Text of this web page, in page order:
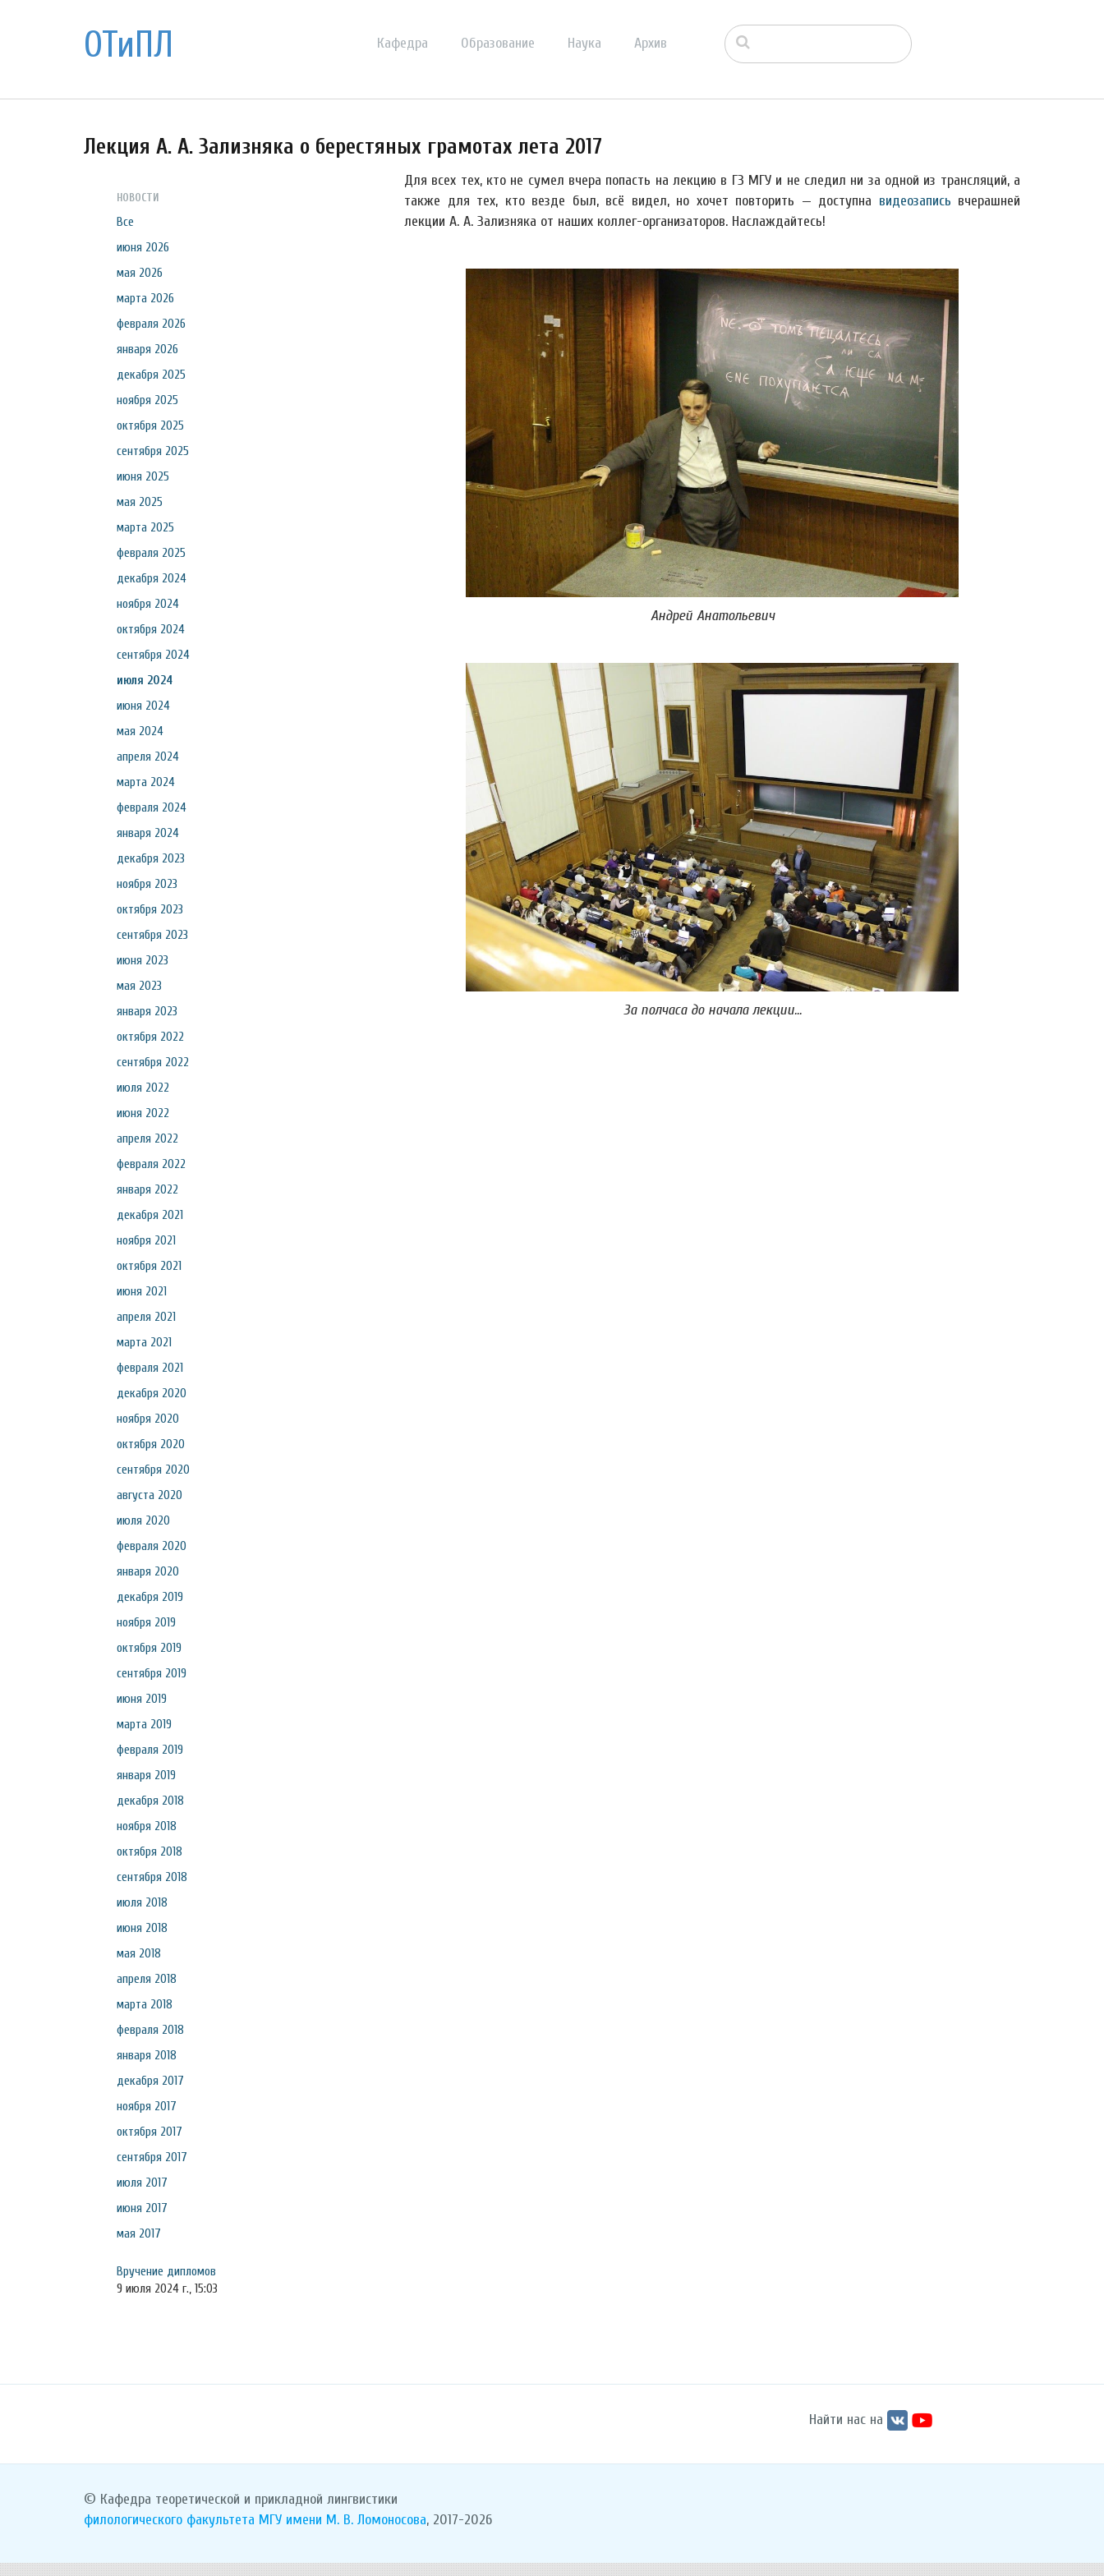
ОТиПЛ Кафедра Образование Наука Архив
Лекция А. А. Зализняка о берестяных грамотах лета 2017
НОВОСТИ
Все
июня 2026
мая 2026
марта 2026
февраля 2026
января 2026
декабря 2025
ноября 2025
октября 2025
сентября 2025
июня 2025
мая 2025
марта 2025
февраля 2025
декабря 2024
ноября 2024
октября 2024
сентября 2024
июля 2024
июня 2024
мая 2024
апреля 2024
марта 2024
февраля 2024
января 2024
декабря 2023
ноября 2023
октября 2023
сентября 2023
июня 2023
мая 2023
января 2023
октября 2022
сентября 2022
июля 2022
июня 2022
апреля 2022
февраля 2022
января 2022
декабря 2021
ноября 2021
октября 2021
июня 2021
апреля 2021
марта 2021
февраля 2021
декабря 2020
ноября 2020
октября 2020
сентября 2020
августа 2020
июля 2020
февраля 2020
января 2020
декабря 2019
ноября 2019
октября 2019
сентября 2019
июня 2019
марта 2019
февраля 2019
января 2019
декабря 2018
ноября 2018
октября 2018
сентября 2018
июля 2018
июня 2018
мая 2018
апреля 2018
марта 2018
февраля 2018
января 2018
декабря 2017
ноября 2017
октября 2017
сентября 2017
июля 2017
июня 2017
мая 2017
Вручение дипломов
9 июля 2024 г., 15:03
Для всех тех, кто не сумел вчера попасть на лекцию в ГЗ МГУ и не следил ни за одной из трансляций, а
также для тех, кто везде был, всё видел, но хочет повторить — доступна видеозапись вчерашней
лекции А. А. Зализняка от наших коллег-организаторов. Наслаждайтесь!
Андрей Анатольевич
За полчаса до начала лекции...
Найти нас на
© Кафедра теоретической и прикладной лингвистики
филологического факультета МГУ имени М. В. Ломоносова, 2017-2026